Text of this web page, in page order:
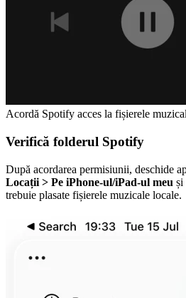
Acordă Spotify acces la fișierele
Verifică folderul Spotify
După acordarea permisiunii, deschide
Locații > Pe iPhone-ul/iPad-ul meu și
trebuie plasate fișierele muzicale locale.